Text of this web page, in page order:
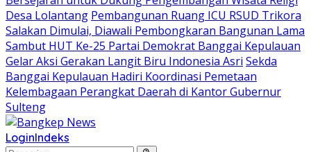
Desa Lolantang Pembangunan Ruang ICU RSUD Trikora
Salakan Dimulai, Diawali Pembongkaran Bangunan Lama
Sambut HUT Ke-25 Partai Demokrat Banggai Kepulauan
Gelar Aksi Gerakan Langit Biru Indonesia Asri Sekda
Banggai Kepulauan Hadiri Koordinasi Pemetaan
Kelembagaan Perangkat Daerah di Kantor Gubernur
Sulteng
LoginIndeks